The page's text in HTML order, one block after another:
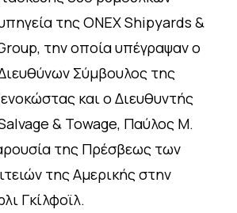
της ONEX Shipyards &
την οποία υπέγραψαν ο
Σύμβουλος της
και ο Διευθυντής
& Towage, Παύλος Μ.
της Πρέσβεως των
της Αμερικής στην
Γκίλφοϊλ.